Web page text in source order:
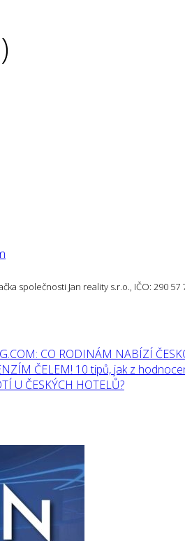
společnosti Jan reality s.r.o., IČO: 290
CO RODINÁM NABÍZÍ
ČELEM! 10 tipů, jak z
U ČESKÝCH HOTELŮ?